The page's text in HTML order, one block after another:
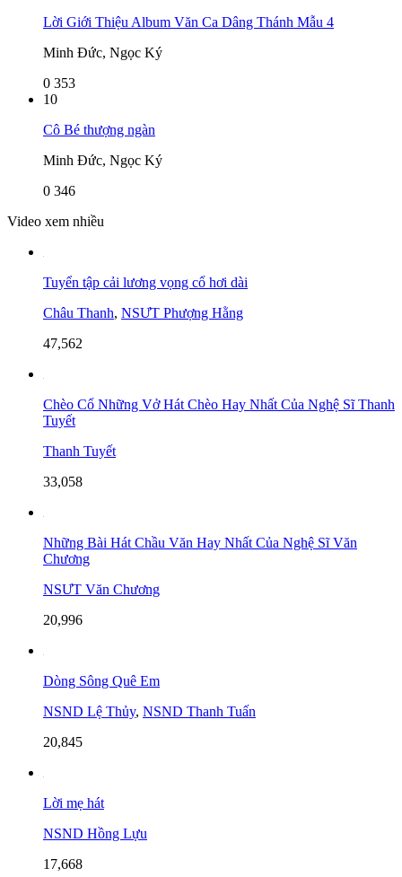
Lời Giới Thiệu Album Văn Ca Dâng Thánh Mẫu 4
Minh Đức, Ngọc Ký
0 353
10
Cô Bé thượng ngàn
Minh Đức, Ngọc Ký
0 346
Video xem nhiều
Tuyển tập cải lương vọng cổ hơi dài
Châu Thanh, NSƯT Phượng Hằng
47,562
Chèo Cổ Những Vở Hát Chèo Hay Nhất Của Nghệ Sĩ Thanh
Tuyết
Thanh Tuyết
33,058
Những Bài Hát Chầu Văn Hay Nhất Của Nghệ Sĩ Văn
Chương
NSƯT Văn Chương
20,996
Dòng Sông Quê Em
NSND Lệ Thủy, NSND Thanh Tuấn
20,845
Lời mẹ hát
NSND Hồng Lựu
17,668